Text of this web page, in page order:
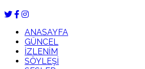
ANASAYFA
GÜNCEL
İZLENİM
SÖYLEŞİ